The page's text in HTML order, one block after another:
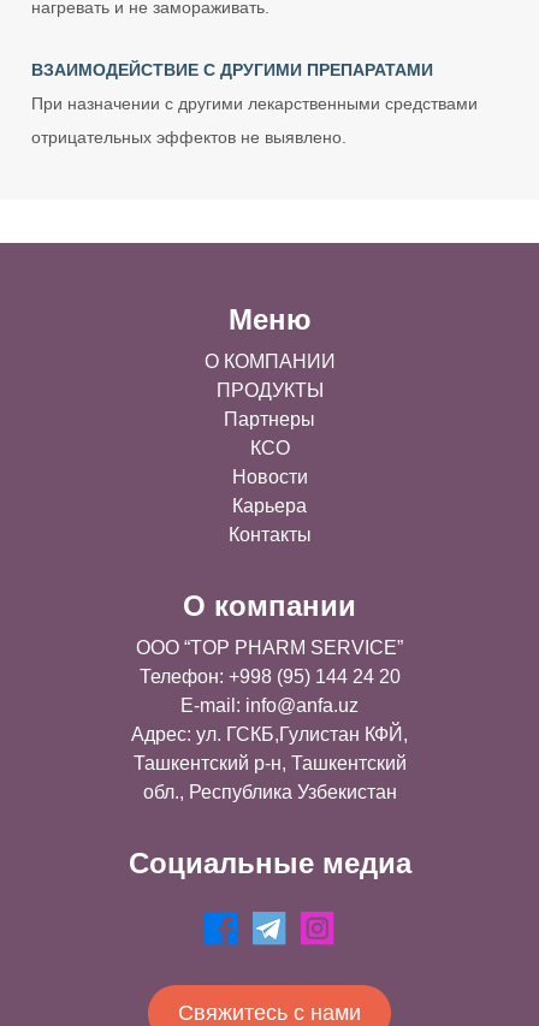
нагревать и не замораживать.
ВЗАИМОДЕЙСТВИЕ С ДРУГИМИ ПРЕПАРАТАМИ
При назначении с другими лекарственными средствами
отрицательных эффектов не выявлено.
Меню
О КОМПАНИИ
ПРОДУКТЫ
Партнеры
КСО
Новости
Карьера
Контакты
О компании
OOO “TOP PHARM SERVICE”
Телефон: +998 (95) 144 24 20
E-mail: info@anfa.uz
Адрес: ул. ГСКБ,Гулистан КФЙ,
Ташкентский р-н, Ташкентский
обл., Республика Узбекистан
Социальные медиа
Свяжитесь с нами